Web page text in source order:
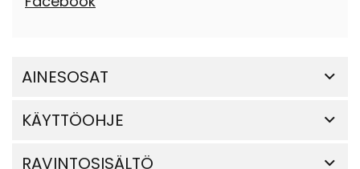
AINESOSAT
KÄYTTÖOHJE
RAVINTOSISÄLTÖ